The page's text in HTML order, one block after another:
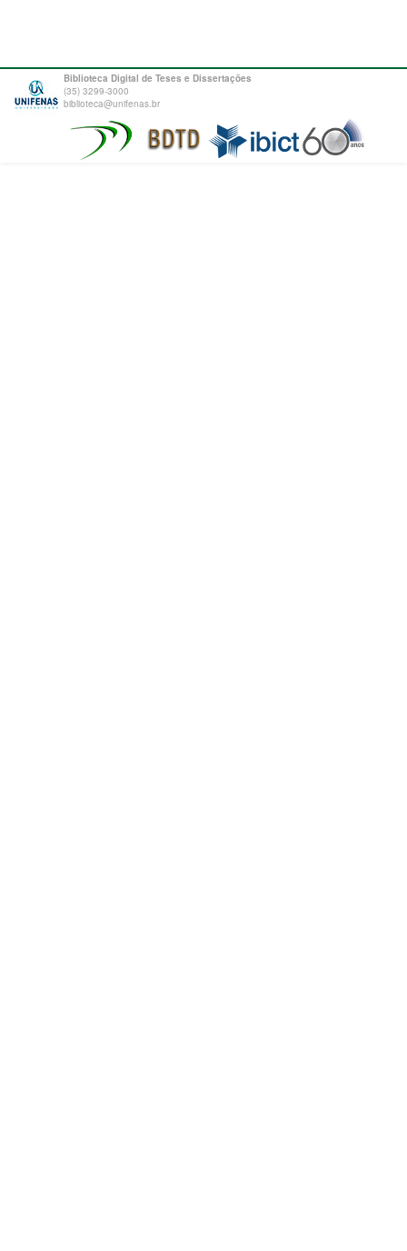
Biblioteca Digital de Teses e Dissertações
(35) 3299-3000
biblioteca@unifenas.br